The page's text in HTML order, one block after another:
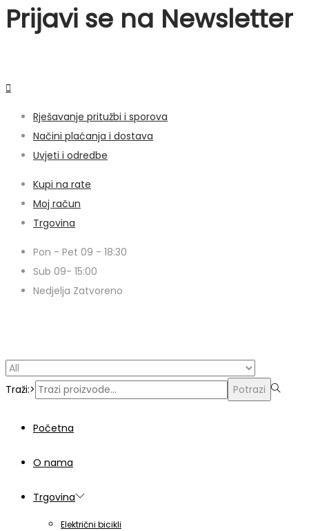
Prijavi se na Newsletter
Rješavanje pritužbi i sporova
Načini plaćanja i dostava
Uvjeti i odredbe
Kupi na rate
Moj račun
Trgovina
Pon - Pet 09 - 18:30
Sub 09- 15:00
Nedjelja Zatvoreno
Traži:> Potrazi
Početna
O nama
Trgovina
Električni bicikli